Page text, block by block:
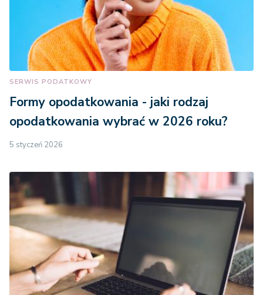
SERWIS PODATKOWY
Formy opodatkowania - jaki rodzaj
opodatkowania wybrać w 2026 roku?
5 styczeń 2026